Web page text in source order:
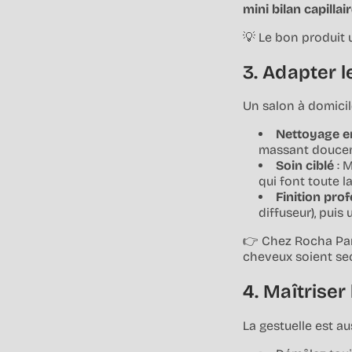
mini bilan
💡 Le bon produit
3. Adapter
Un salon à
Nettoyage
massant
Soin ciblé :
qui font toute
Finition
diffuseur), puis
👉 Chez Rocha
cheveux soient
4. Maîtriser
La gestuelle est